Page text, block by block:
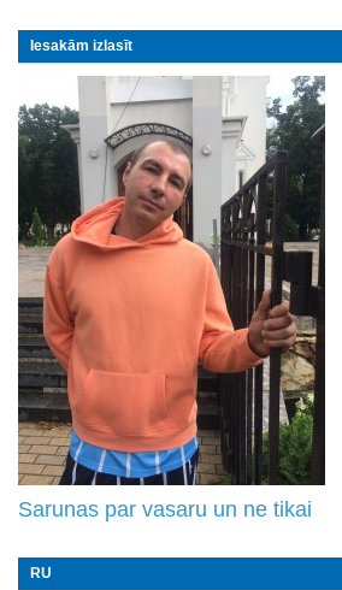
Iesakām izlasīt
Sarunas par vasaru un ne tikai
RU